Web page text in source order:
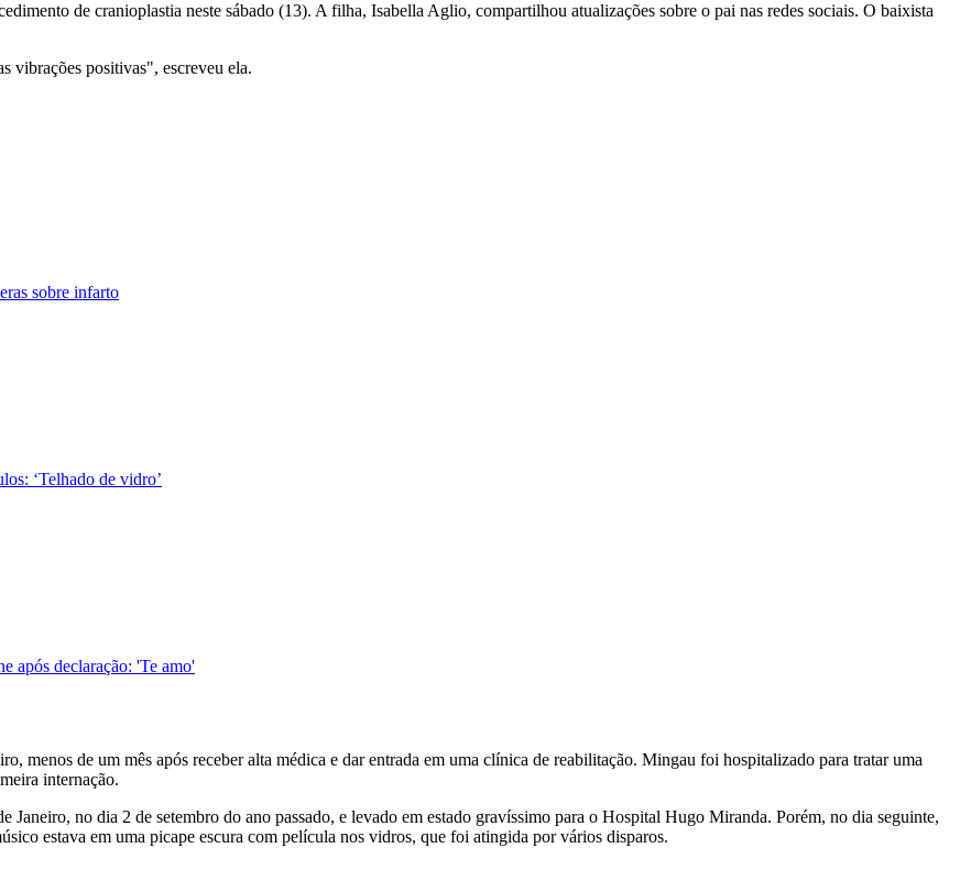
de cranioplastia neste sábado (13). A filha, Isabella Aglio, compartilhou atualizações sobre o pai nas redes sociais. O baixista
vibrações positivas", escreveu ela.
sobre infarto
‘Telhado de vidro’
após declaração: 'Te amo'
menos de um mês após receber alta médica e dar entrada em uma clínica de reabilitação. Mingau foi hospitalizado para tratar uma
internação.
Janeiro, no dia 2 de setembro do ano passado, e levado em estado gravíssimo para o Hospital Hugo Miranda. Porém, no dia seguinte,
estava em uma picape escura com película nos vidros, que foi atingida por vários disparos.